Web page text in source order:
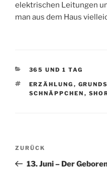
elektrischen Leitungen
man aus dem Haus
KATEGORIEN
365 UND 1 TAG
SCHLAGWÖRTER
ERZÄHLUNG ,
SCHNÄPPCHEN ,
Beitragsnavigation
Vorheriger
Beitrag
ZURÜCK
13. Juni – Der